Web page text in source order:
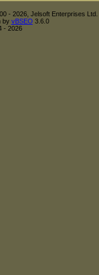
- 2026, Jelsoft Enterprises Ltd.
by vBSEO 3.6.0
- 2026